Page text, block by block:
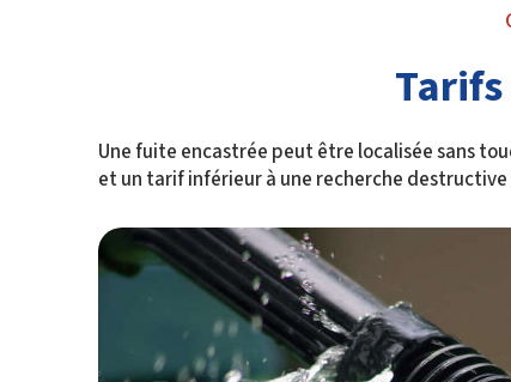
Une fuite encastrée peut être localisée sans
et un tarif inférieur à une recherche destructive